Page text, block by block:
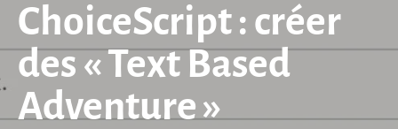
ChoiceScript : créer
des « Text Based
Adventure »